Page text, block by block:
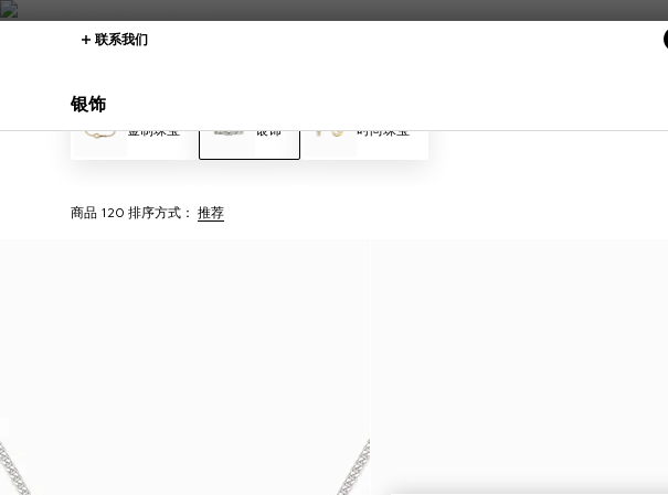
联系我们
银饰
金制珠宝 银饰 时尚珠宝
商品 120 排序方式： 推荐